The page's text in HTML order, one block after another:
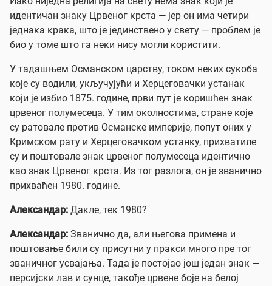
идентичан знаку Црвеног крста — јер он има четири
једнака крака, што је јединствено у свету — проблем је
био у томе што га неки нису могли користити.
У тадашњем Османском царству, током неких сукоба
које су водили, укључујући и Херцеговачки устанак
који је избио 1875. године, први пут је коришћен знак
црвеног полумесеца. У тим околностима, стране које
су ратовале против Османске империје, попут оних у
Кримском рату и Херцеговачком устанку, прихватиле
су и поштовале знак црвеног полумесеца идентично
као знак Црвеног крста. Из тог разлога, он је званично
прихваћен 1980. године.
Александар: Дакле, тек 1980?
Александар: Званично да, али његова примена и
поштовање били су присутни у пракси много пре тог
званичног усвајања. Тада је постојао још један знак —
персијски лав и сунце, такође црвене боје на белој